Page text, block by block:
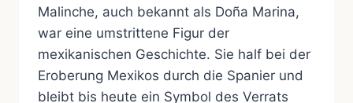
Malinche, auch bekannt als Doña Marina,
war eine umstrittene Figur der
mexikanischen Geschichte. Sie half bei der
Eroberung Mexikos durch die Spanier und
bleibt bis heute ein Symbol des Verrats